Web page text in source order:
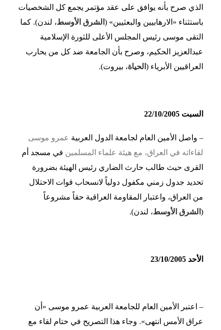
الذي صرح بأنه يوافق على عقد مؤتمر يجمع كل الشخصيات
باستثناء «الارهابيين والبعثيين» ( الشرق الأوسط، لندن). كما
التقى موسى رئيس المجلس الأعلى للثورة الإسلامية
عبدالعزيز الحكيم، وصرح بأن الجامعة ضد كل من يحارب
العراقيين الأبرياء ( الحياة، بيروت).
السبت 22/10/2005
– واصل الأمين العام لجامعة الدول العربية عمرو موسى
لقاءاته في العراق، مع هيئة علماء المسلمين في مسجد أم
القرى حيث طالب حارث الضاري رئيس الهيئة بضرورة
تحديد جدول زمني مكفول دولياً لانسحاب قوات الاحتلال
من العراق، واعتبار المقاومة العراقية حقاً مشروعاً
( الشرق الأوسط، لندن).
الأحد 23/10/2005
– اعتبر الأمين العام للجامعة العربية عمرو موسى «أن
عراق الأمس انتهى». وجاء هذا التصريح في ختام لقاء مع